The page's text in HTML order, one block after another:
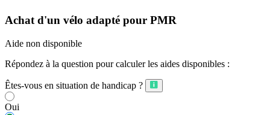
Achat d'un vélo adapté pour PMR
Aide non disponible
Répondez à la question pour calculer les aides disponibles :
Êtes-vous en situation de handicap ?
Oui